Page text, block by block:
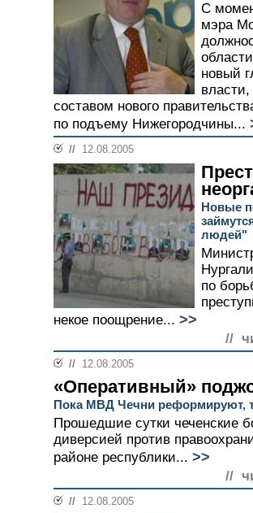
С
мэра
новый
составом нового
по подъему Нижегородчины...
// 12.08.2005
Новые
людей"
по
некое поощрение... >>
//
// 12.08.2005
«Оперативный»
Пока МВД Чечни реформируют,
Прошедшие сутки чеченские
диверсией против
районе республики... >>
//
// 12.08.2005